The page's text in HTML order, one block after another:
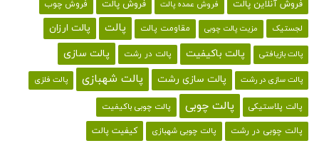
فروش آنلاین پالت فروش عمده پالت فروش پالت فروش چوب
لجستیک مزیت پالت چوبی مقاومت پالت پالت پالت ارزان
پالت بازیافتی پالت باکیفیت پالت در رشت پالت سازی
پالت سازی در رشت پالت سازی رشت پالت شهبازی پالت فلزی
پالت پلاستیکی پالت چوبی پالت چوبی باکیفیت
پالت چوبی در رشت پالت چوبی شهبازی کیفیت پالت